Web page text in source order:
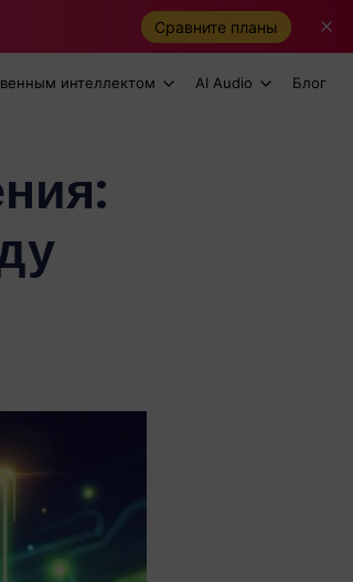
Сравните планы
интеллектом AI Audio Блог